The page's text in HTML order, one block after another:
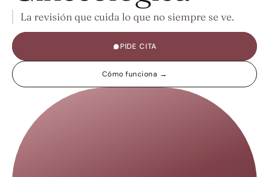
La revisión que cuida lo que no siempre se ve.
PIDE CITA
Cómo funciona →